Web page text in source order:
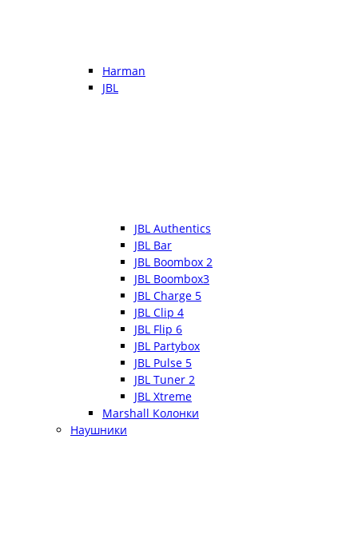
Harman
JBL
JBL Authentics
JBL Bar
JBL Boombox 2
JBL Boombox3
JBL Charge 5
JBL Clip 4
JBL Flip 6
JBL Partybox
JBL Pulse 5
JBL Tuner 2
JBL Xtreme
Marshall Колонки
Наушники